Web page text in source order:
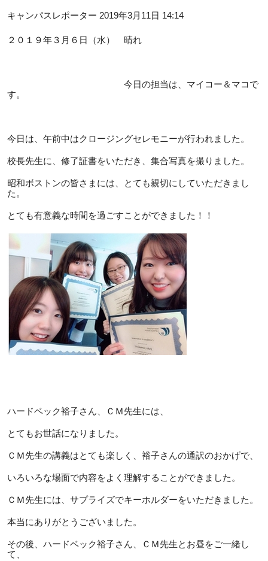
キャンパスレポーター 2019年3月11日 14:14
２０１９年３月６日（水） 晴れ
今日の担当は、マイコー＆マコで
す。
今日は、午前中はクロージングセレモニーが行われました。
校長先生に、修了証書をいただき、集合写真を撮りました。
昭和ボストンの皆さまには、とても親切にしていただきまし
た。
とても有意義な時間を過ごすことができました！！
ハードベック裕子さん、ＣＭ先生には、
とてもお世話になりました。
ＣＭ先生の講義はとても楽しく、裕子さんの通訳のおかげで、
いろいろな場面で内容をよく理解することができました。
ＣＭ先生には、サプライズでキーホルダーをいただきました。
本当にありがとうございました。
その後、ハードベック裕子さん、ＣＭ先生とお昼をご一緒し
て、